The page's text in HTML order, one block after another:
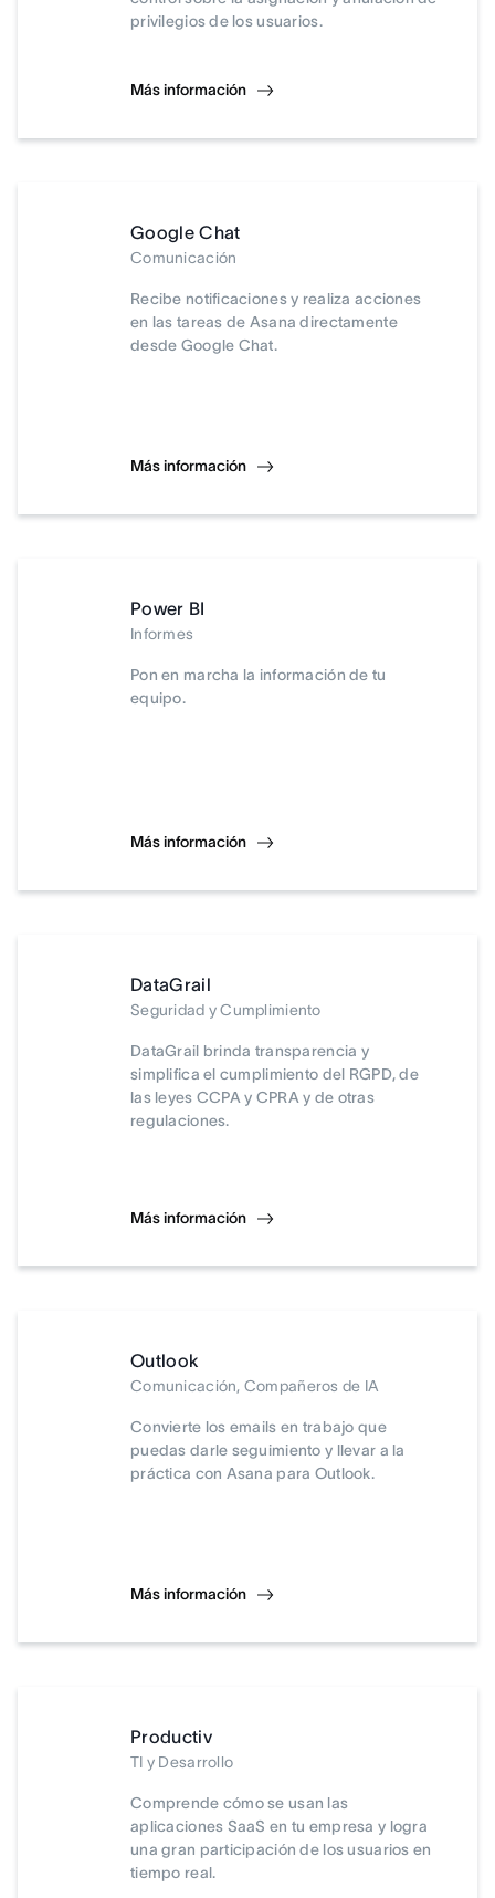
privilegios de los usuarios.
Más información
Google Chat
Comunicación
Recibe notificaciones y realiza acciones
en las tareas de Asana directamente
desde Google Chat.
Más información
Power BI
Informes
Pon en marcha la información de tu
equipo.
Más información
DataGrail
Seguridad y Cumplimiento
DataGrail brinda transparencia y
simplifica el cumplimiento del RGPD, de
las leyes CCPA y CPRA y de otras
regulaciones.
Más información
Outlook
Comunicación, Compañeros de IA
Convierte los emails en trabajo que
puedas darle seguimiento y llevar a la
práctica con Asana para Outlook.
Más información
Productiv
TI y Desarrollo
Comprende cómo se usan las
aplicaciones SaaS en tu empresa y logra
una gran participación de los usuarios en
tiempo real.